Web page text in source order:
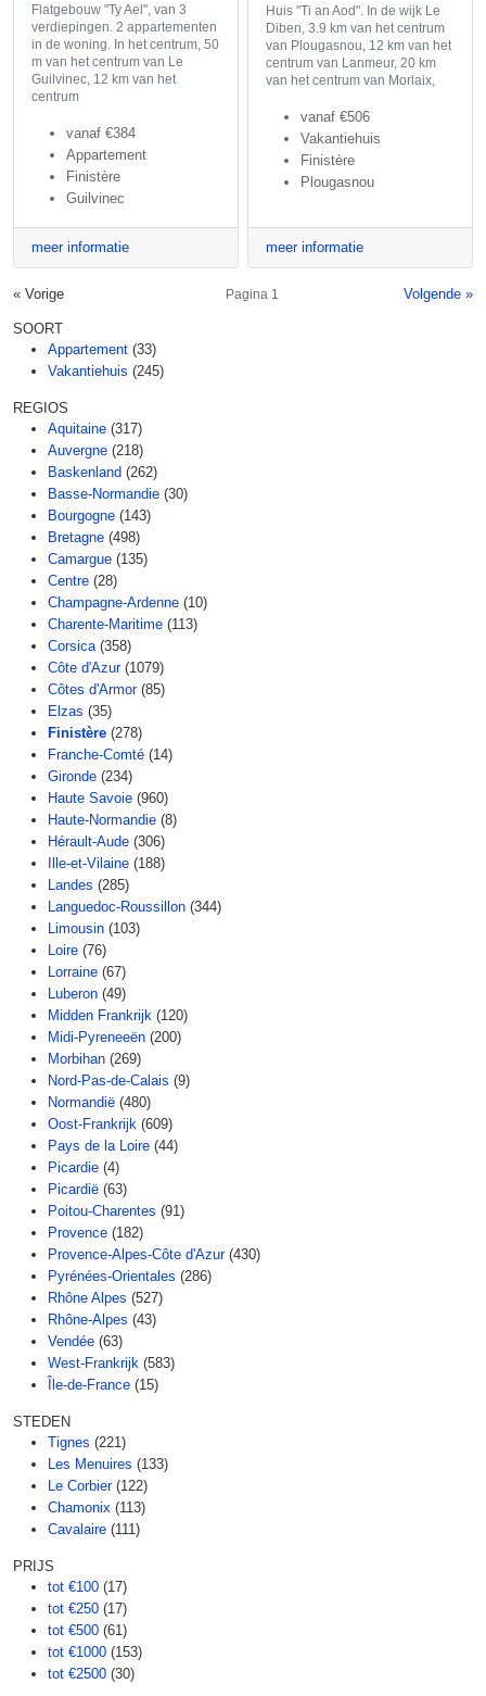
Flatgebouw "Ty Ael", van 3
verdiepingen. 2 appartementen
in de woning. In het centrum, 50
m van het centrum van Le
Guilvinec, 12 km van het
centrum
vanaf €384
Appartement
Finistère
Guilvinec
meer informatie
Huis "Ti an Aod". In de wijk Le
Diben, 3.9 km van het centrum
van Plougasnou, 12 km van het
centrum van Lanmeur, 20 km
van het centrum van Morlaix,
vanaf €506
Vakantiehuis
Finistère
Plougasnou
meer informatie
« Vorige Volgende »
Pagina 1
SOORT
Appartement (33)
Vakantiehuis (245)
REGIOS
Aquitaine (317)
Auvergne (218)
Baskenland (262)
Basse-Normandie (30)
Bourgogne (143)
Bretagne (498)
Camargue (135)
Centre (28)
Champagne-Ardenne (10)
Charente-Maritime (113)
Corsica (358)
Côte d'Azur (1079)
Côtes d'Armor (85)
Elzas (35)
Finistère (278)
Franche-Comté (14)
Gironde (234)
Haute Savoie (960)
Haute-Normandie (8)
Hérault-Aude (306)
Ille-et-Vilaine (188)
Landes (285)
Languedoc-Roussillon (344)
Limousin (103)
Loire (76)
Lorraine (67)
Luberon (49)
Midden Frankrijk (120)
Midi-Pyreneeën (200)
Morbihan (269)
Nord-Pas-de-Calais (9)
Normandië (480)
Oost-Frankrijk (609)
Pays de la Loire (44)
Picardie (4)
Picardië (63)
Poitou-Charentes (91)
Provence (182)
Provence-Alpes-Côte d'Azur (430)
Pyrénées-Orientales (286)
Rhône Alpes (527)
Rhône-Alpes (43)
Vendée (63)
West-Frankrijk (583)
Île-de-France (15)
STEDEN
Tignes (221)
Les Menuires (133)
Le Corbier (122)
Chamonix (113)
Cavalaire (111)
PRIJS
tot €100 (17)
tot €250 (17)
tot €500 (61)
tot €1000 (153)
tot €2500 (30)